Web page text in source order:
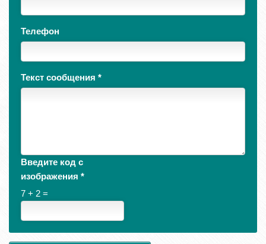
Телефон
Текст сообщения *
Введите код с
изображения *
7 + 2 =